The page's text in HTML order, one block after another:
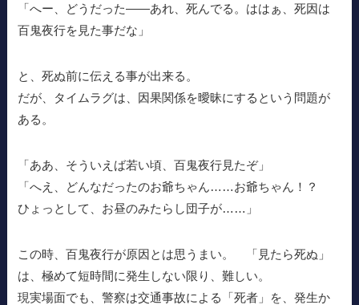
「へー、どうだった――あれ、死んでる。ははぁ、死因は
百鬼夜行を見た事だな」
と、死ぬ前に伝える事が出来る。
だが、タイムラグは、因果関係を曖昧にするという問題が
ある。
「ああ、そういえば若い頃、百鬼夜行見たぞ」
「へえ、どんなだったのお爺ちゃん……お爺ちゃん！？
ひょっとして、お昼のみたらし団子が……」
この時、百鬼夜行が原因とは思うまい。 「見たら死ぬ」
は、極めて短時間に発生しない限り、難しい。
現実場面でも、警察は交通事故による「死者」を、発生か